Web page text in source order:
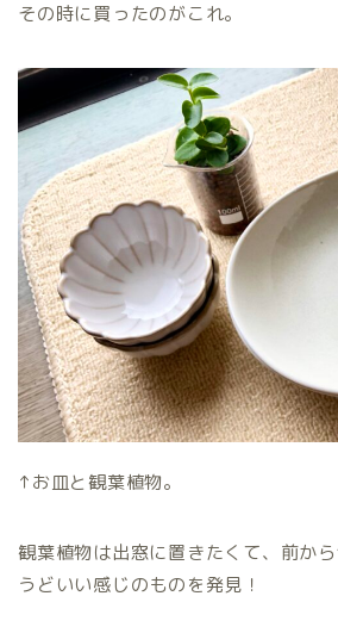
その時に買ったのがこれ。
↑お皿と観葉植物。
観葉植物は出窓に置きたくて、前か
うどいい感じのものを発見！